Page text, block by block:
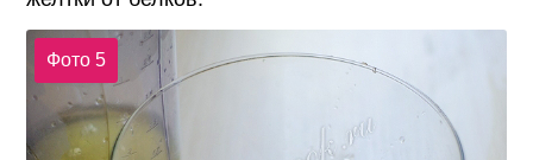
Фото 5